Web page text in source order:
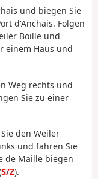
und biegen Sie
d'Anchais. Folgen
Boille und
einem Haus und
Weg rechts und
Sie zu einer
den Weiler
und fahren Sie
de Maille biegen
S/Z).